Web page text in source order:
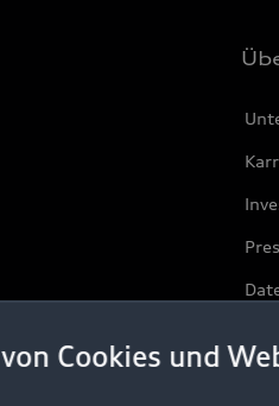
Cookies und